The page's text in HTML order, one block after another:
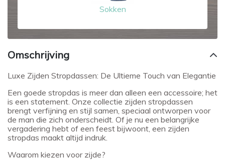
Sokken
Omschrijving
Luxe Zijden Stropdassen: De Ultieme Touch van Elegantie
Een goede stropdas is meer dan alleen een accessoire; het
is een statement. Onze collectie zijden stropdassen
brengt verfijning en stijl samen, speciaal ontworpen voor
de man die zich onderscheidt. Of je nu een belangrijke
vergadering hebt of een feest bijwoont, een zijden
stropdas maakt altijd indruk.
Waarom kiezen voor zijde?